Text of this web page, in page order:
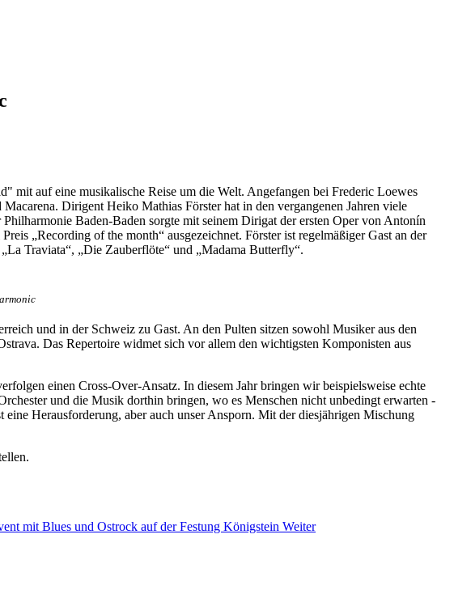
mit auf eine musikalische Reise um die Welt. Angefangen bei Frederic Loewes
Dirigent Heiko Mathias Förster hat in den vergangenen Jahren viele
Baden-Baden sorgte mit seinem Dirigat der ersten Oper von Antonín
„Recording of the month“ ausgezeichnet. Förster ist regelmäßiger Gast an der
Traviata“, „Die Zauberflöte“ und „Madama Butterfly“.
und in der Schweiz zu Gast. An den Pulten sitzen sowohl Musiker aus den
Das Repertoire widmet sich vor allem den wichtigsten Komponisten aus
einen Cross-Over-Ansatz. In diesem Jahr bringen wir beispielsweise echte
und die Musik dorthin bringen, wo es Menschen nicht unbedingt erwarten -
Herausforderung, aber auch unser Ansporn. Mit der diesjährigen Mischung
mit Blues und Ostrock auf der Festung Königstein Weiter